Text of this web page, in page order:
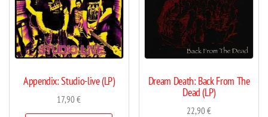
Appendix: Studio-live (LP)
17,90€
Dream Death: Back From The
Dead (LP)
22,90€